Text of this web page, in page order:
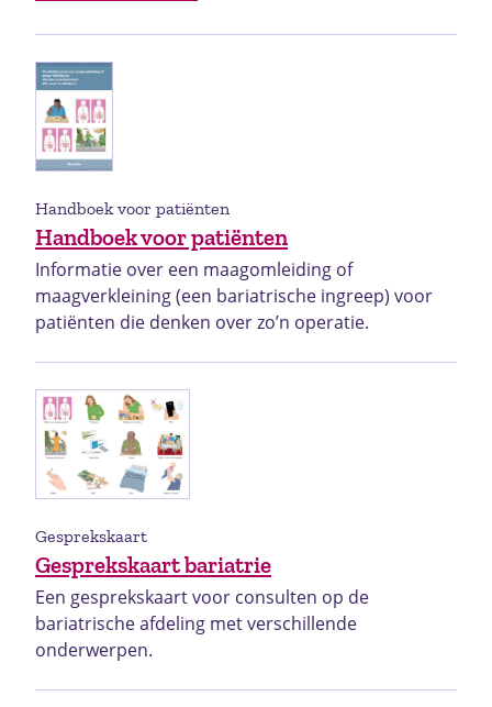
Handboek voor patiënten
Handboek voor patiënten
Informatie over een maagomleiding of
maagverkleining (een bariatrische ingreep) voor
patiënten die denken over zo’n operatie.
Gesprekskaart bariatrie
Gesprekskaart
Een gesprekskaart voor consulten op de
bariatrische afdeling met verschillende
onderwerpen.